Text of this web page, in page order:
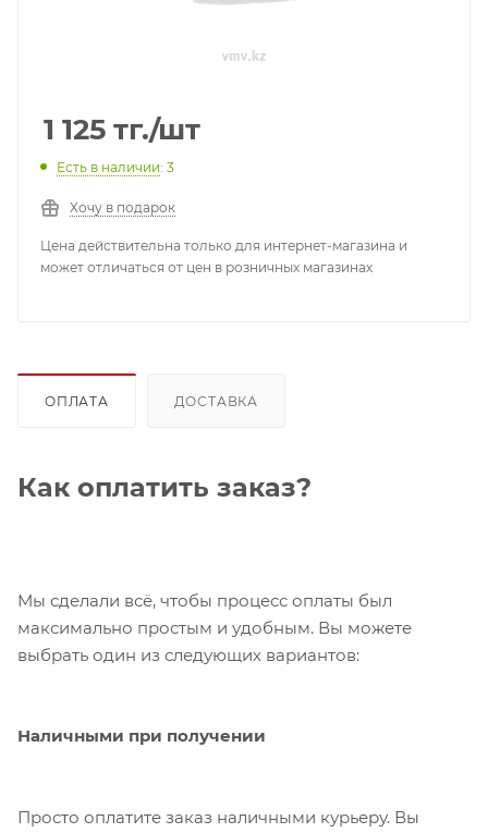
1 125 тг./шт
Есть в наличии: 3
Хочу в подарок
Цена действительна только для интернет-магазина и
может отличаться от цен в розничных магазинах
ОПЛАТА ДОСТАВКА
Как оплатить заказ?
Мы сделали всё, чтобы процесс оплаты был
максимально простым и удобным. Вы можете
выбрать один из следующих вариантов:
Наличными при получении
Просто оплатите заказ наличными курьеру. Вы